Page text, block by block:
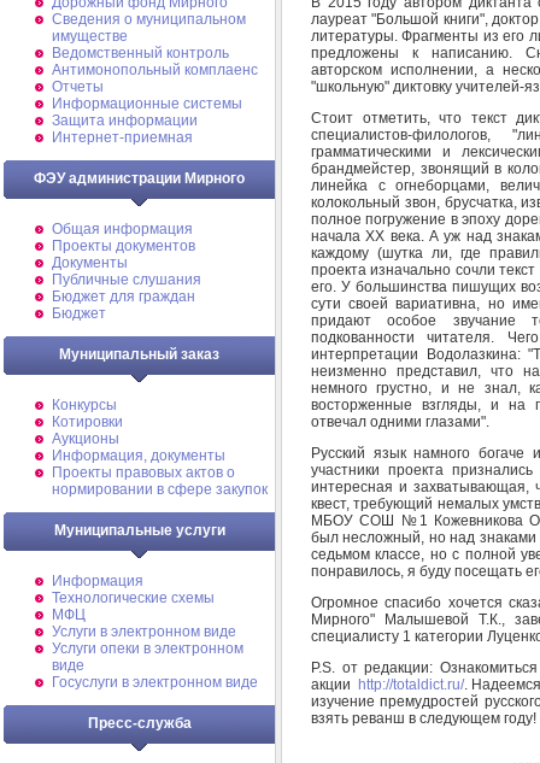
Cведения о муниципальном
имуществе
Ведомственный контроль
Антимонопольный комплаенс
Отчеты
Информационные системы
Защита информации
Интернет-приемная
ФЭУ администрации Мирного
Общая информация
Проекты документов
Документы
Публичные слушания
Бюджет для граждан
Бюджет
Муниципальный заказ
Конкурсы
Котировки
Аукционы
Информация, документы
Проекты правовых актов о
нормировании в сфере закупок
Муниципальные услуги
Информация
Технологические схемы
МФЦ
Услуги в электронном виде
Услуги опеки в электронном
виде
Госуслуги в электронном виде
Пресс-служба
лауреат "Большой книги",
литературы. Фрагменты из его
предложены к написанию.
авторском исполнении, а
"школьную" диктовку учителей-
Стоит отметить, что текст
специалистов-филологов,
грамматическими и
брандмейстер, звонящий в
линейка с огнеборцами,
колокольный звон, брусчатка,
полное погружение в эпоху
начала ХХ века. А уж над
каждому (шутка ли, где
проекта изначально сочли
его. У большинства пишущих
сути своей вариативна, но
придают особое звучание
подкованности читателя.
интерпретации Водолазкина:
неизменно представил, что
немного грустно, и не знал,
восторженные взгляды, и на
отвечал одними глазами".
Русский язык намного
участники проекта
интересная и захватывающая,
квест, требующий немалых
МБОУ СОШ №1 Кожевникова
был несложный, но над знаками
седьмом классе, но с полной
понравилось, я буду посещать
Огромное спасибо хочется
Мирного" Малышевой Т.К.,
специалисту 1 категории
P.S. от редакции:
акцииhttp://totaldict.ru/.
изучение премудростей
взять реванш в следующем году!